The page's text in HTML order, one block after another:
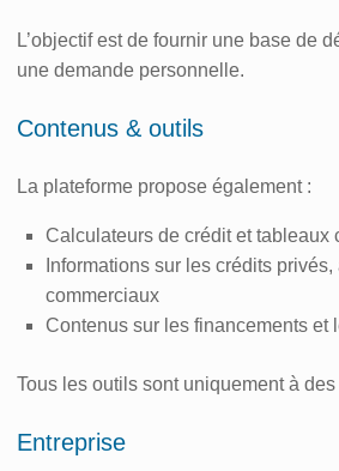
L’objectif est de fournir une base de
une demande personnelle.
Contenus & outils
La plateforme propose également :
Calculateurs de crédit et tableaux
Informations sur les crédits
commerciaux
Contenus sur les financements et
Tous les outils sont uniquement à des
Entreprise